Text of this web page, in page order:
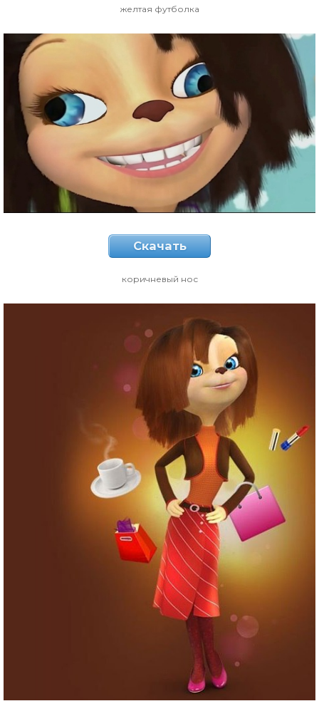
желтая футболка
Скачать
коричневый нос